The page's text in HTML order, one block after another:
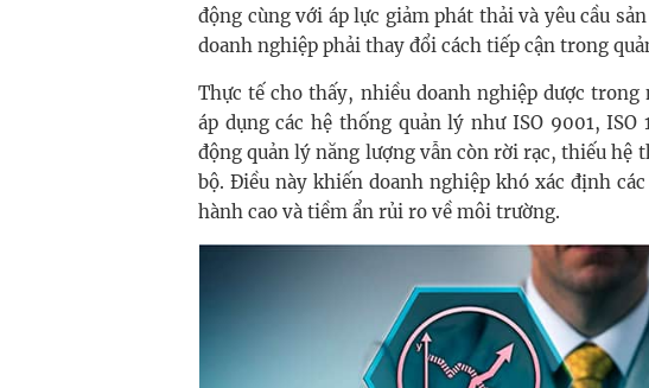
động cùng với áp lực giảm phát thải và yêu cầu
doanh nghiệp phải thay đổi cách tiếp cận trong
Thực tế cho thấy, nhiều doanh nghiệp dược trong
áp dụng các hệ thống quản lý như ISO 9001,
động quản lý năng lượng vẫn còn rời rạc, thiếu hệ
bộ. Điều này khiến doanh nghiệp khó xác định
hành cao và tiềm ẩn rủi ro về môi trường.